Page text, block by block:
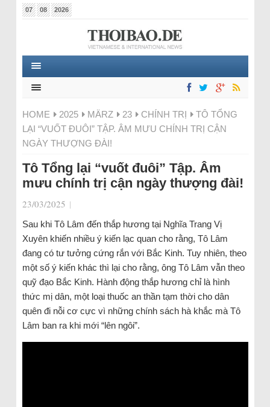
07 08 2026
HOME 2025 MÄRZ 23 CHÍNH TRỊ
TÔ TỔNG
LẠI “VUỐT ĐUÔI” TẬP. ÂM MƯU CHÍNH TRỊ CẬN
NGÀY THƯỢNG ĐÀI!
Tô Tổng lại “vuốt đuôi” Tập. Âm
mưu chính trị cận ngày thượng đài!
23/03/2025 |
Sau khi Tô Lâm đến thắp hương tại Nghĩa Trang Vị
Xuyên khiến nhiều ý kiến lạc quan cho rằng, Tô Lâm
đang có tư tưởng cứng rắn với Bắc Kinh. Tuy nhiên, theo
một số ý kiến khác thì lại cho rằng, ông Tô Lâm vẫn theo
quỹ đạo Bắc Kinh. Hành động thắp hương chỉ là hình
thức mị dân, một loại thuốc an thần tạm thời cho dân
quên đi nỗi cơ cực vì những chính sách hà khắc mà Tô
Lâm ban ra khi mới “lên ngôi”.